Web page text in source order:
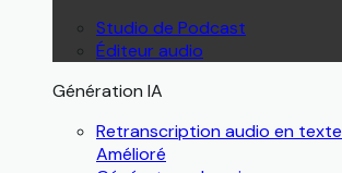
Studio de Podcast
Éditeur audio
Génération IA
Retranscription audio en texte
Amélioré